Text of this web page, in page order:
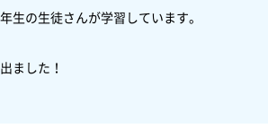
生の生徒さんが学習しています。
ました！